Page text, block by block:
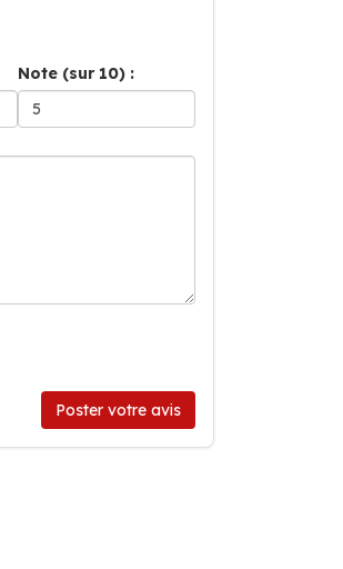
Note (sur 10) :
Poster votre avis